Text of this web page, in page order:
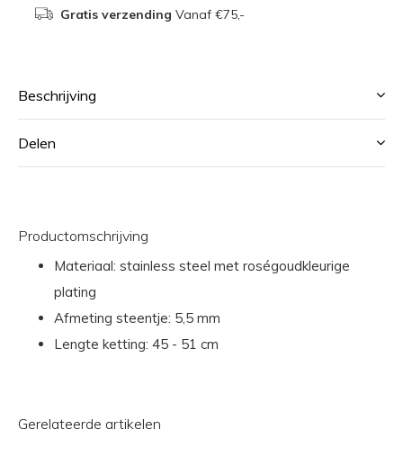
Gratis verzending Vanaf €75,-
Beschrijving
Delen
Productomschrijving
Materiaal: stainless steel met roségoudkleurige
plating
Afmeting steentje: 5,5 mm
Lengte ketting: 45 - 51 cm
Gerelateerde artikelen